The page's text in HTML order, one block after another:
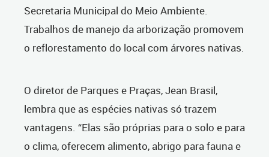
Secretaria Municipal do Meio Ambiente.
Trabalhos de manejo da arborização promovem
o reflorestamento do local com árvores nativas.
O diretor de Parques e Praças, Jean Brasil,
lembra que as espécies nativas só trazem
vantagens. “Elas são próprias para o solo e para
o clima, oferecem alimento, abrigo para fauna e